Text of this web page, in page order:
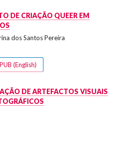
DE CRIAÇÃO QUEER EM
dos Santos Pereira
(English)
DE ARTEFACTOS VISUAIS